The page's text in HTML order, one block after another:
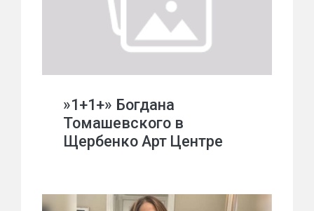
»1+1+» Богдана
Томашевского в
Щербенко Арт Центре